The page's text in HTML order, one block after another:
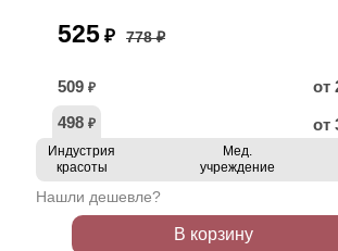
525 ₽ 778 ₽
509 ₽
от
498 ₽ от
Индустрия
красоты
Мед.
учреждение
Нашли дешевле?
В корзину